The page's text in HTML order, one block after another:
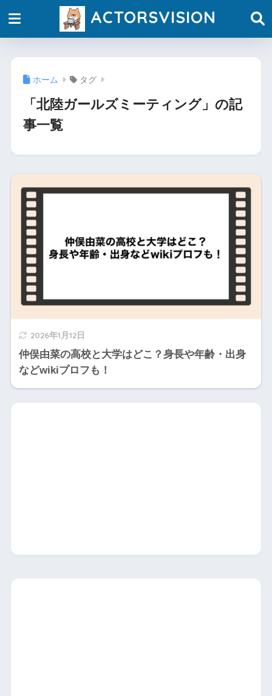
ACTORSVISION
ホーム タグ
「北陸ガールズミーティング」の記
事一覧
2026年1月12日
仲俣由菜の高校と大学はどこ？身長や年齢・出身
などwikiプロフも！